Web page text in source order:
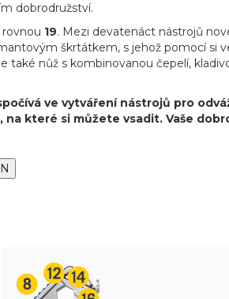
dobrodružství.
rovnou 19. Mezi devatenáct nástrojů
škrtátkem, s jehož pomocí si
také nůž s kombinovanou čepelí,
ve vytváření nástrojů pro
které si můžete vsadit. Vaše